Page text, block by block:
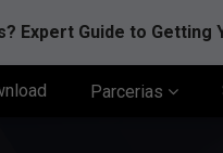
Expert Guide to Getting
Parcerias